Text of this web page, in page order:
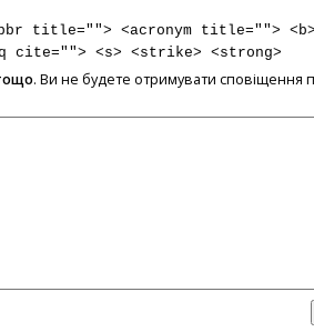
title=""> <acronym title=""> <b>
cite=""> <s> <strike> <strong>
. Ви не будете отримувати сповіщення